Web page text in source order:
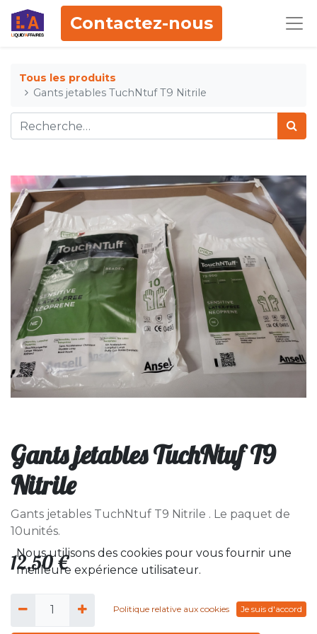
Contactez-nous
Tous les produits
Gants jetables TuchNtuf T9 Nitrile
Gants jetables TuchNtuf T9
Nitrile
Gants jetables TuchNtuf T9 Nitrile . Le paquet de
10unités.
12,50€
Nous utilisons des cookies pour vous fournir une
meilleure expérience utilisateur.
Politique relative aux cookies Je suis d'accord